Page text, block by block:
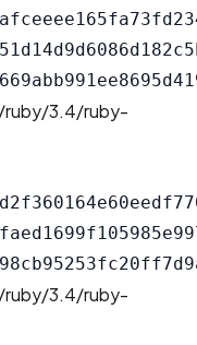
3.4/ruby-
3.4/ruby-